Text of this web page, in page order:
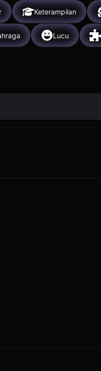
Keterampilan
Lucu